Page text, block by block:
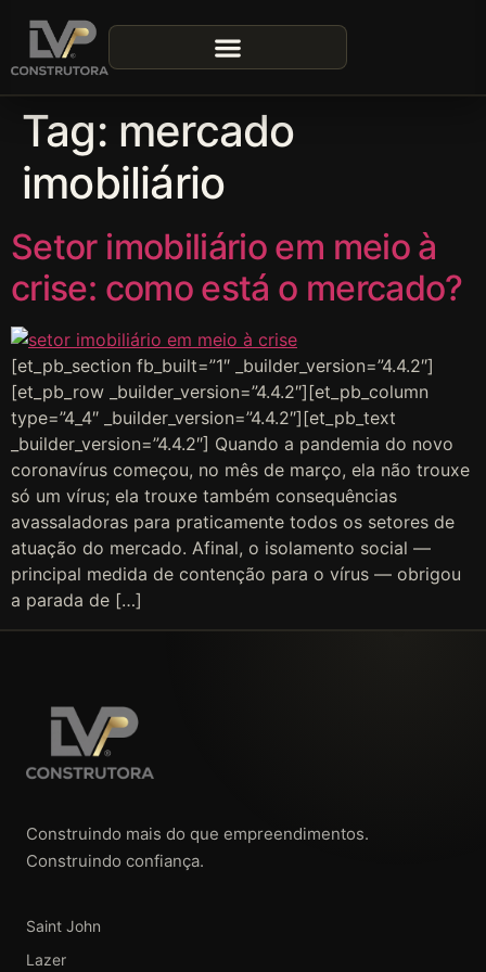
Tag: mercado
imobiliário
Setor imobiliário em meio à
crise: como está o mercado?
[et_pb_section fb_built=”1″ _builder_version=”4.4.2″]
[et_pb_row _builder_version=”4.4.2″][et_pb_column
type=”4_4″ _builder_version=”4.4.2″][et_pb_text
_builder_version=”4.4.2″] Quando a pandemia do novo
coronavírus começou, no mês de março, ela não trouxe
só um vírus; ela trouxe também consequências
avassaladoras para praticamente todos os setores de
atuação do mercado. Afinal, o isolamento social —
principal medida de contenção para o vírus — obrigou
a parada de […]
Construindo mais do que empreendimentos.
Construindo confiança.
Saint John
Lazer